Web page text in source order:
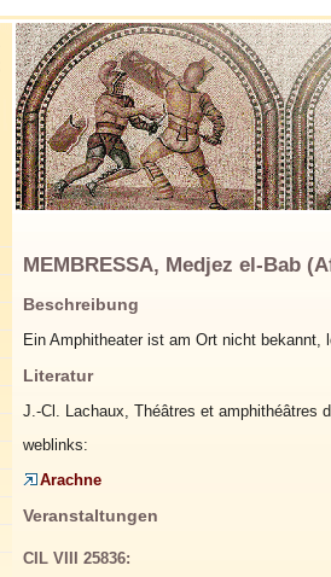
MEMBRESSA, Medjez el-Bab
Beschreibung
Ein Amphitheater ist am Ort nicht bekannt,
Literatur
J.-Cl. Lachaux, Théâtres et amphithéâtres
weblinks:
Arachne
Veranstaltungen
CIL VIII 25836: